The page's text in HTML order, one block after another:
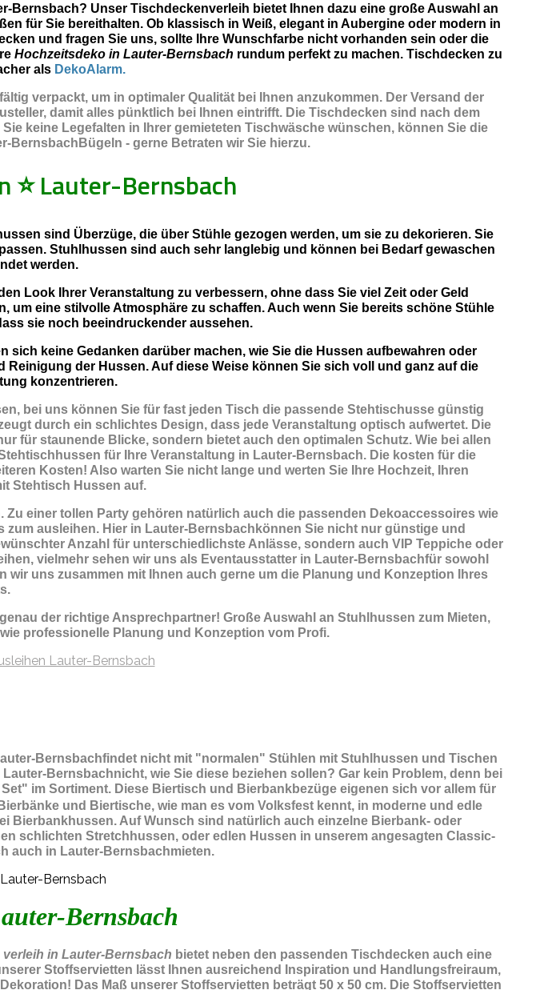
Unser Tischdeckenverleih bietet Ihnen dazu eine große Auswahl an
für Sie bereithalten. Ob klassisch in Weiß, elegant in Aubergine oder modern in
und fragen Sie uns, sollte Ihre Wunschfarbe nicht vorhanden sein oder die
Hochzeitsdeko in Lauter-Bernsbach rundum perfekt zu machen. Tischdecken zu
als DekoAlarm.
verpackt, um in optimaler Qualität bei Ihnen anzukommen. Der Versand der
damit alles pünktlich bei Ihnen eintrifft. Die Tischdecken sind nach dem
keine Legefalten in Ihrer gemieteten Tischwäsche wünschen, können Sie die
BernsbachBügeln - gerne Betraten wir Sie hierzu.
⭐Lauter-Bernsbach
sind Überzüge, die über Stühle gezogen werden, um sie zu dekorieren. Sie
Stuhlhussen sind auch sehr langlebig und können bei Bedarf gewaschen
werden.
Look Ihrer Veranstaltung zu verbessern, ohne dass Sie viel Zeit oder Geld
um eine stilvolle Atmosphäre zu schaffen. Auch wenn Sie bereits schöne Stühle
sie noch beeindruckender aussehen.
keine Gedanken darüber machen, wie Sie die Hussen aufbewahren oder
der Hussen. Auf diese Weise können Sie sich voll und ganz auf die
konzentrieren.
bei uns können Sie für fast jeden Tisch die passende Stehtischusse günstig
durch ein schlichtes Design, dass jede Veranstaltung optisch aufwertet. Die
für staunende Blicke, sondern bietet auch den optimalen Schutz. Wie bei allen
für Ihre Veranstaltung in Lauter-Bernsbach. Die kosten für die
Kosten! Also warten Sie nicht lange und werten Sie Ihre Hochzeit, Ihren
Stehtisch Hussen auf.
einer tollen Party gehören natürlich auch die passenden Dekoaccessoires wie
ausleihen. Hier in Lauter-Bernsbachkönnen Sie nicht nur günstige und
Anzahl für unterschiedlichste Anlässe, sondern auch VIP Teppiche oder
vielmehr sehen wir uns als Eventausstatter in Lauter-Bernsbachfür sowohl
uns zusammen mit Ihnen auch gerne um die Planung und Konzeption Ihres
der richtige Ansprechpartner! Große Auswahl an Stuhlhussen zum Mieten,
professionelle Planung und Konzeption vom Profi.
Bernsbachfindet nicht mit "normalen" Stühlen mit Stuhlhussen und Tischen
Bernsbachnicht, wie Sie diese beziehen sollen? Gar kein Problem, denn bei
im Sortiment. Diese Biertisch und Bierbankbezüge eigenen sich vor allem für
und Biertische, wie man es vom Volksfest kennt, in moderne und edle
Bierbankhussen. Auf Wunsch sind natürlich auch einzelne Bierbank- oder
schlichten Stretchhussen, oder edlen Hussen in unserem angesagten Classic-
auch in Lauter-Bernsbachmieten.
Bernsbach
in Lauter-Bernsbach bietet neben den passenden Tischdecken auch eine
Stoffservietten lässt Ihnen ausreichend Inspiration und Handlungsfreiraum,
Das Maß unserer Stoffservietten beträgt 50 x 50 cm. Die Stoffservietten